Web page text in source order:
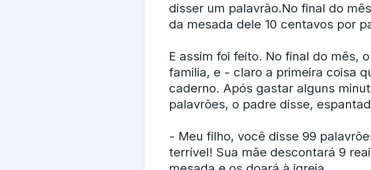
disser um palavrão.No final do
da mesada dele 10 centavos por
E assim foi feito. No final do mês,
familia, e - claro a primeira coisa
caderno. Após gastar alguns
palavrões, o padre disse,
- Meu filho, você disse 99
terrível! Sua mãe descontará 9